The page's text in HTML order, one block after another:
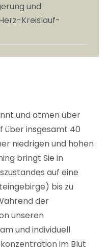
und
Kreislauf-
und atmen über
über insgesamt 40
niedrigen und hohen
bringt Sie in
auf eine
bis zu
der
unseren
und individuell
im Blut